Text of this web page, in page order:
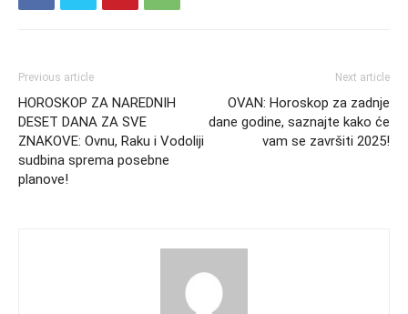
Previous article
HOROSKOP ZA NAREDNIH
DESET DANA ZA SVE
ZNAKOVE: Ovnu, Raku i Vodoliji
sudbina sprema posebne
planove!
Next article
OVAN: Horoskop za zadnje
dane godine, saznajte kako će
vam se završiti 2025!